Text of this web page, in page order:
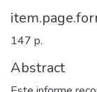
147 p.
Abstract